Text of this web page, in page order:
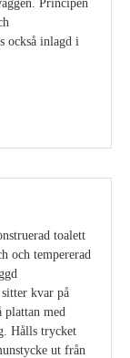
också inlagd i
toalett
och tempererad
kvar på
plattan med
Hålls trycket
ut från